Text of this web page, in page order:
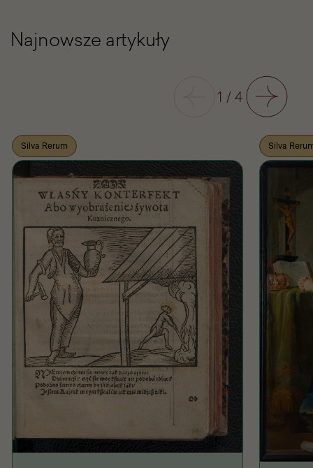
Najnowsze artykuły
1 /4 Następny
Silva Rerum Silva